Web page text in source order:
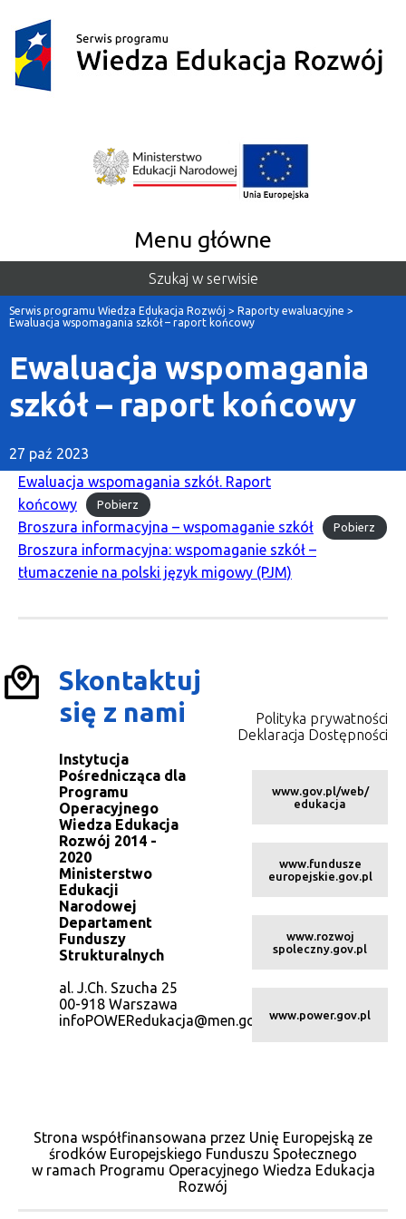
Menu główne
Szukaj w serwisie
Serwis programu Wiedza Edukacja Rozwój > Raporty ewaluacyjne >
Ewaluacja wspomagania szkół – raport końcowy
Ewaluacja wspomagania
szkół – raport końcowy
27 paź 2023
Ewaluacja wspomagania szkół. Raport
końcowy
Pobierz
Broszura informacyjna – wspomaganie szkół Pobierz
Broszura informacyjna: wspomaganie szkół –
tłumaczenie na polski język migowy (PJM)
Skontaktuj
się z nami
Instytucja
Pośrednicząca dla
Programu
Operacyjnego
Wiedza Edukacja
Rozwój 2014 -
2020
Ministerstwo
Edukacji
Narodowej
Departament
Funduszy
Strukturalnych
al. J.Ch. Szucha 25
00-918 Warszawa
infoPOWERedukacja@men.gov.pl
Polityka prywatności
Deklaracja Dostępności
www.gov.pl/web/
edukacja
www.fundusze
europejskie.gov.pl
www.rozwoj
spoleczny.gov.pl
www.power.gov.pl
Strona współfinansowana przez Unię Europejską ze
środków Europejskiego Funduszu Społecznego
w ramach Programu Operacyjnego Wiedza Edukacja
Rozwój